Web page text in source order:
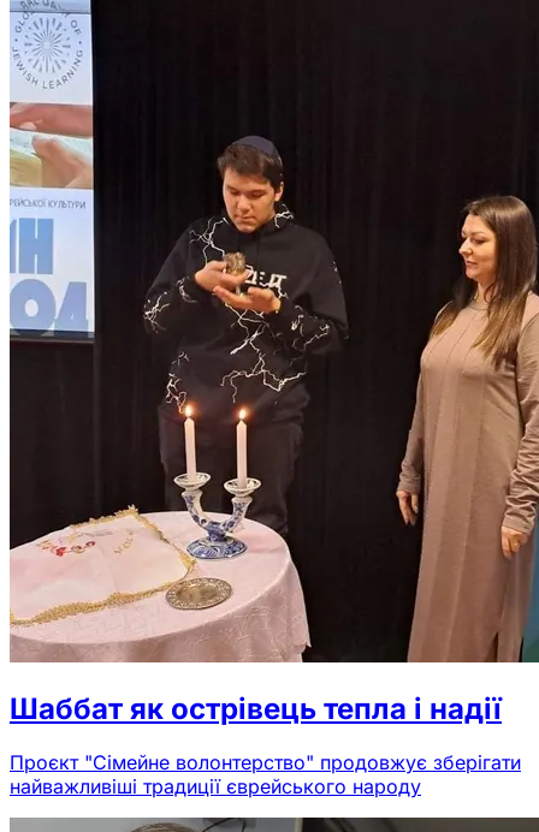
Шаббат як острівець тепла і надії
Проєкт "Сімейне волонтерство" продовжує зберігати
найважливіші традиції єврейського народу